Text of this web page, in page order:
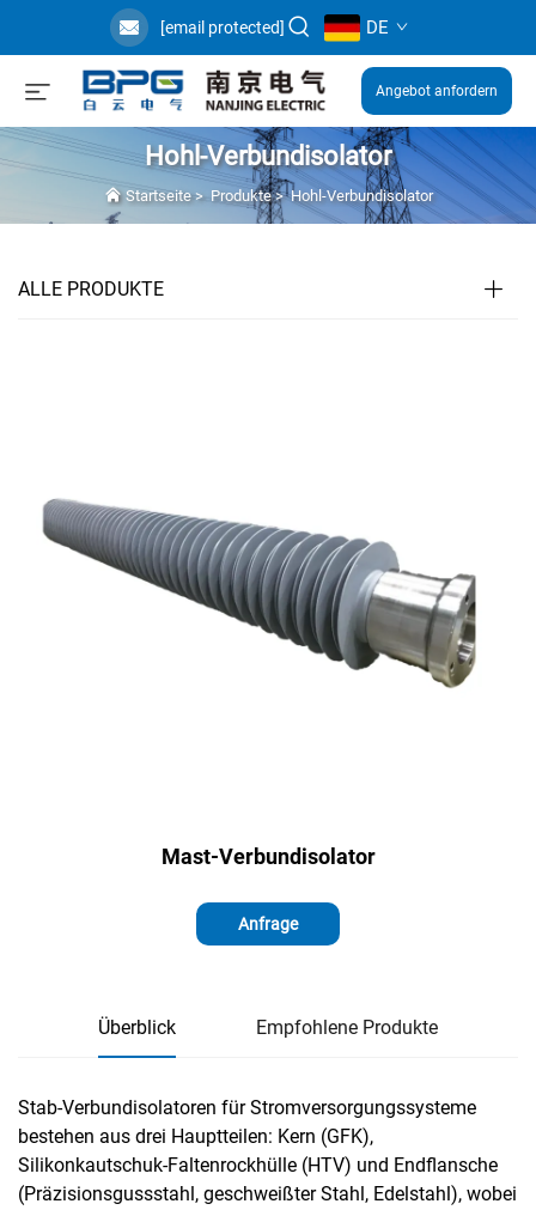
[email protected] DE
Angebot anfordern
Hohl-Verbundisolator
Startseite> Produkte>Hohl-Verbundisolator
ALLE PRODUKTE
Mast-Verbundisolator
Anfrage
Überblick Empfohlene Produkte
Stab-Verbundisolatoren für Stromversorgungssysteme
bestehen aus drei Hauptteilen: Kern (GFK),
Silikonkautschuk-Faltenrockhülle (HTV) und Endflansche
(Präzisionsgussstahl, geschweißter Stahl, Edelstahl), wobei